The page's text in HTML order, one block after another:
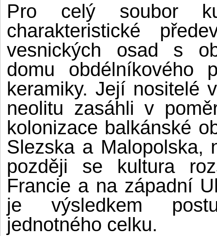
Pro celý soubor
charakteristické
vesnických osad s
domu obdélníkového
keramiky. Její nositelé
neolitu zasáhli v
kolonizace balkánské
Slezska a Malopolska,
později se kultura
Francie a na západní
je výsledkem
jednotného celku.